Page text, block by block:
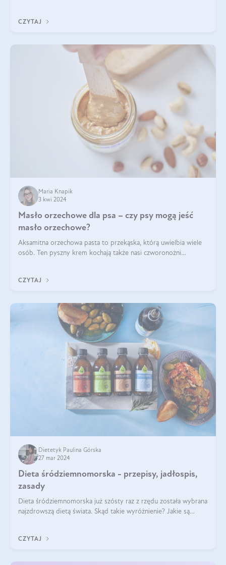
CZYTAJ
Maria Knapik
3 kwi 2024
Masło orzechowe dla psa – czy psy mogą jeść
masło orzechowe?
Aksamitna orzechowa pasta to przekąska, którą uwielbia wiele
osób. Ten pyszny krem kochają także nasi czworonożni
CZYTAJ
Dietetyk Paulina Górska
27 mar 2024
Dieta śródziemnomorska - przepisy, jadłospis,
zasady
Dieta śródziemnomorska już szósty raz z rzędu została wybrana
najzdrowszą dietą świata. Skąd takie wyróżnienie? Jakie są
CZYTAJ